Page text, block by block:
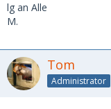
lg an Alle
M.
Tom
Administrator